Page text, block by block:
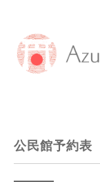
公民館予約表